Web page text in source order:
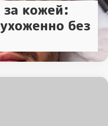
кожей:
без